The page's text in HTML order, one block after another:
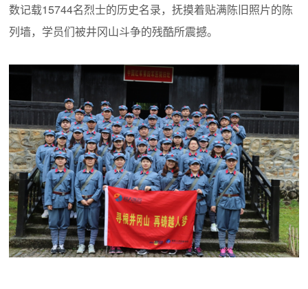
数记载15744名烈士的历史名录，抚摸着贴满陈旧照片的陈
列墙，学员们被井冈山斗争的残酷所震撼。